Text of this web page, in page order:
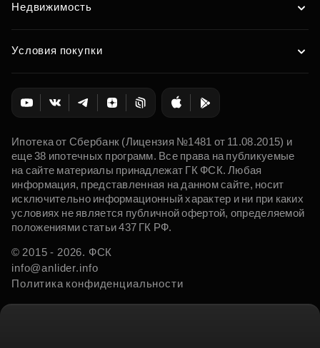
Недвижимость
Условия покупки
Ипотека от Сбербанк (Лицензия №1481 от 11.08.2015) и
еще 38 ипотечных программ. Все права на публикуемые
на сайте материалы принадлежат ГК ФСК. Любая
информация, представленная на данном сайте, носит
исключительно информационный характер и ни при каких
условиях не является публичной офертой, определяемой
положениями статьи 437 ГК РФ.
© 2015 - 2026. ФСК
info@anlider.info
Политика конфиденциальности